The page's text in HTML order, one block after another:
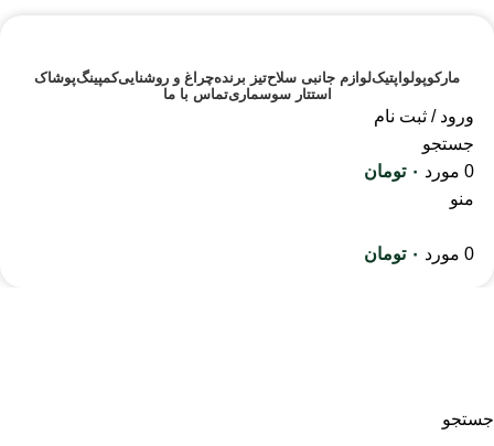
مارکوپولو اپتیکلوازم جانبی سلاحتیز برندهچراغ و روشناییکمپینگپوشاک
استتار سوسماریتماس با ما
ورود / ثبت نام
جستجو
0 مورد ۰ تومان
منو
0 مورد ۰ تومان
جستجو